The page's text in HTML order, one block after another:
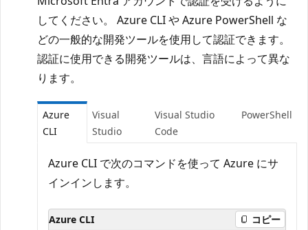
してください。 Azure CLI や Azure PowerShell な
どの一般的な開発ツールを使用して認証できます。
認証に使用できる開発ツールは、言語によって異な
ります。
Azure
CLI
Visual
Studio
Visual Studio
Code
PowerShell
Azure CLI で次のコマンドを使って Azure にサ
インインします。
Azure CLI コピー